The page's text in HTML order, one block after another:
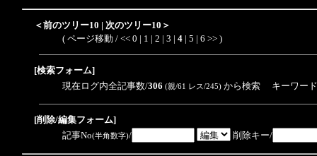
＜前のツリー10 | 次のツリー10＞
( ページ移動 / << 0 | 1 | 2 | 3 | 4 | 5 | 6 >> )
[検索フォーム]
現在ログ内全記事数/306 (親/61 レス/245) から検索 キーワー
[削除/編集フォーム]
記事No(半角数字)/ 削除キー/